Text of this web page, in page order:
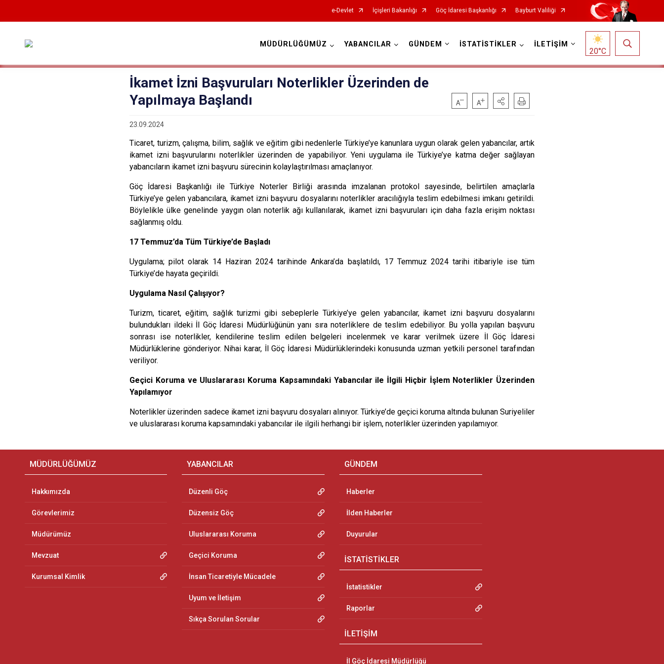
e-Devlet İçişleri Bakanlığı Göç İdaresi Başkanlığı Bayburt Valiliği
MÜDÜRLÜĞÜMÜZ YABANCILAR GÜNDEM İSTATİSTİKLER İLETİŞİM
20°C
İkamet İzni Başvuruları Noterlikler Üzerinden de
Yapılmaya Başlandı
23.09.2024
Ticaret, turizm, çalışma, bilim, sağlık ve eğitim gibi nedenlerle Türkiye’ye kanunlara uygun olarak gelen yabancılar, artık
ikamet izni başvurularını noterlikler üzerinden de yapabiliyor. Yeni uygulama ile Türkiye’ye katma değer sağlayan
yabancıların ikamet izni başvuru sürecinin kolaylaştırılması amaçlanıyor.
Göç İdaresi Başkanlığı ile Türkiye Noterler Birliği arasında imzalanan protokol sayesinde, belirtilen amaçlarla
Türkiye’ye gelen yabancılara, ikamet izni başvuru dosyalarını noterlikler aracılığıyla teslim edebilmesi imkanı getirildi.
Böylelikle ülke genelinde yaygın olan noterlik ağı kullanılarak, ikamet izni başvuruları için daha fazla erişim noktası
sağlanmış oldu.
17 Temmuz’da Tüm Türkiye’de Başladı
Uygulama; pilot olarak 14 Haziran 2024 tarihinde Ankara’da başlatıldı, 17 Temmuz 2024 tarihi itibariyle ise tüm
Türkiye’de hayata geçirildi.
Uygulama Nasıl Çalışıyor?
Turizm, ticaret, eğitim, sağlık turizmi gibi sebeplerle Türkiye’ye gelen yabancılar, ikamet izni başvuru dosyalarını
bulundukları ildeki İl Göç İdaresi Müdürlüğünün yanı sıra noterliklere de teslim edebiliyor. Bu yolla yapılan başvuru
sonrası ise noterlikler, kendilerine teslim edilen belgeleri incelenmek ve karar verilmek üzere İl Göç İdaresi
Müdürlüklerine gönderiyor. Nihai karar, İl Göç İdaresi Müdürlüklerindeki konusunda uzman yetkili personel tarafından
veriliyor.
Geçici Koruma ve Uluslararası Koruma Kapsamındaki Yabancılar ile İlgili Hiçbir İşlem Noterlikler Üzerinden
Yapılamıyor
Noterlikler üzerinden sadece ikamet izni başvuru dosyaları alınıyor. Türkiye’de geçici koruma altında bulunan Suriyeliler
ve uluslararası koruma kapsamındaki yabancılar ile ilgili herhangi bir işlem, noterlikler üzerinden yapılamıyor.
MÜDÜRLÜĞÜMÜZ
Hakkımızda
Görevlerimiz
Müdürümüz
Mevzuat
Kurumsal Kimlik
YABANCILAR
Düzenli Göç
Düzensiz Göç
Uluslararası Koruma
Geçici Koruma
İnsan Ticaretiyle Mücadele
Uyum ve İletişim
Sıkça Sorulan Sorular
GÜNDEM
Haberler
İlden Haberler
Duyurular
İSTATİSTİKLER
İstatistikler
Raporlar
İLETİŞİM
İl Göç İdaresi Müdürlüğü